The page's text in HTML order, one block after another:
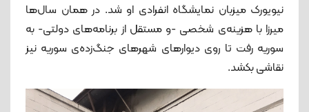
نیویورک میزبان نمایشگاه انفرادی او شد. در همان سال‌ها
میرزا با هزینه‌ی شخصی -و مستقل از برنامه‌های دولتی- به
سوریه رفت تا روی دیوارهای شهرهای جنگ‌زده‌ی سوریه نیز
نقاشی بکشد.